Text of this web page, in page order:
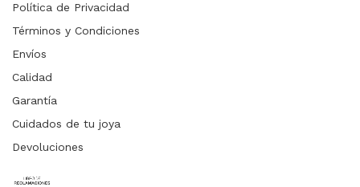
Política de Privacidad
Términos y Condiciones
Envíos
Calidad
Garantía
Cuidados de tu joya
Devoluciones